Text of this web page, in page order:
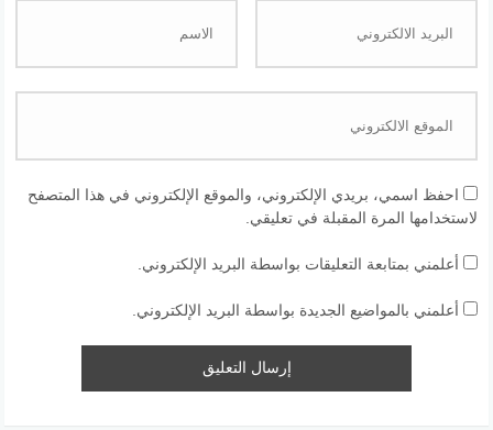
احفظ اسمي، بريدي الإلكتروني، والموقع الإلكتروني في هذا المتصفح
لاستخدامها المرة المقبلة في تعليقي.
أعلمني بمتابعة التعليقات بواسطة البريد الإلكتروني.
أعلمني بالمواضيع الجديدة بواسطة البريد الإلكتروني.